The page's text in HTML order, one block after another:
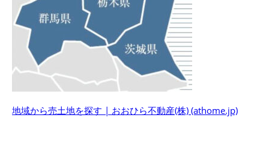
地域から売土地を探す | おおひら不動産(株) (athome.jp)